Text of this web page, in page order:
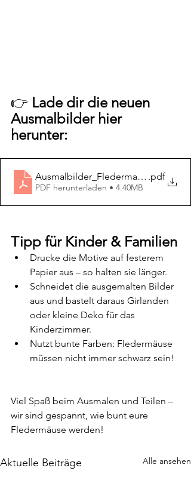
👉 Lade dir die neuen
Ausmalbilder hier
herunter:
Ausmalbilder_Fledermaus_2.pdf
PDF herunterladen • 4.40MB
Tipp für Kinder & Familien
Drucke die Motive auf festerem
Papier aus – so halten sie länger.
Schneidet die ausgemalten Bilder
aus und bastelt daraus Girlanden
oder kleine Deko für das
Kinderzimmer.
Nutzt bunte Farben: Fledermäuse
müssen nicht immer schwarz sein!
Viel Spaß beim Ausmalen und Teilen –
wir sind gespannt, wie bunt eure
Fledermäuse werden!
Aktuelle Beiträge Alle ansehen